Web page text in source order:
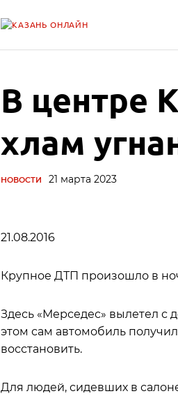
В центре
хлам
НОВОСТИ 21 марта 2023
21.08.2016
Крупное ДТП произошло в
Здесь «Мерседес» вылетел с
этом сам автомобиль
восстановить.
Для людей, сидевших в